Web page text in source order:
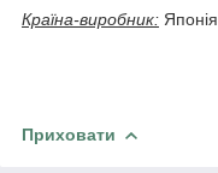
Країна-виробник: Японія
Приховати